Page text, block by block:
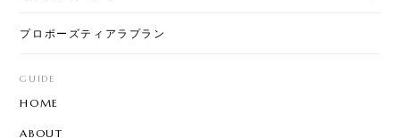
プロポーズティアラプラン
GUIDE
HOME
ABOUT